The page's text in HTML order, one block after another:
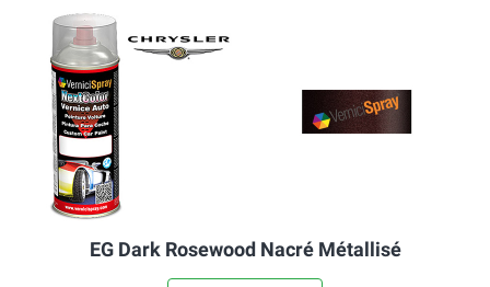
EG Dark Rosewood Nacré Métallisé